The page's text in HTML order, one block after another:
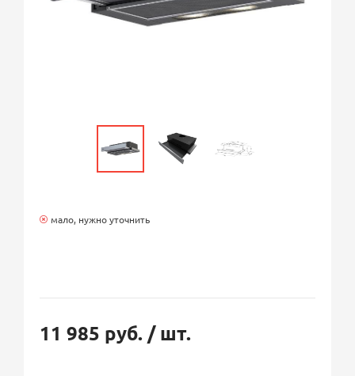
мало, нужно уточнить
11 985 руб. / шт.